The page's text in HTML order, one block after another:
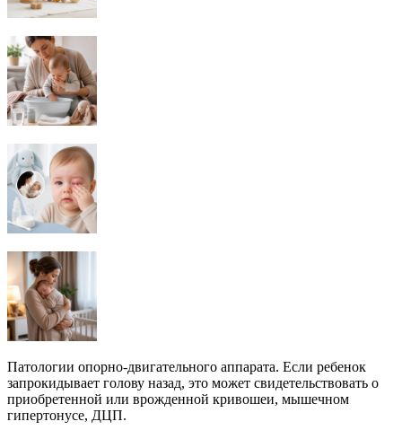
Патологии опорно-двигательного аппарата. Если ребенок
запрокидывает голову назад, это может свидетельствовать о
приобретенной или врожденной кривошеи, мышечном
гипертонусе, ДЦП.